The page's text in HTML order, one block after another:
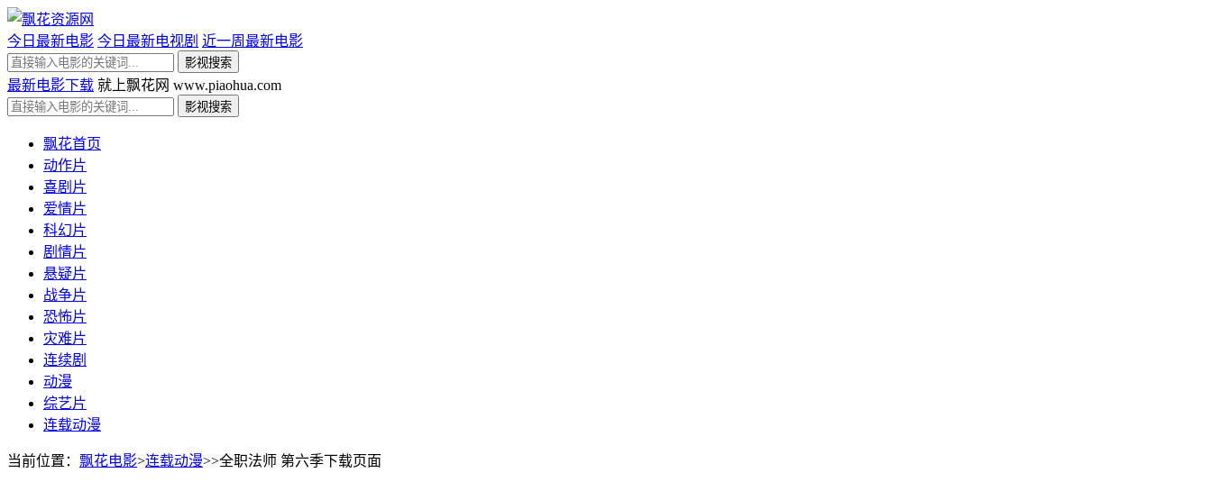
今日最新电影 今日最新电视剧 近一周最新电影
最新电影下载 就上飘花网 www.piaohua.com
飘花首页
动作片
喜剧片
爱情片
科幻片
剧情片
悬疑片
战争片
恐怖片
灾难片
连续剧
动漫
综艺片
连载动漫
当前位置： 飘花电影>连载动漫>>全职法师 第六季下载页面